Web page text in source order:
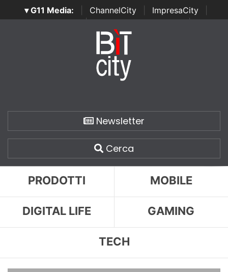
▾ G11 Media: ChannelCity ImpresaCity
SecurityOpenLab | Italian Channel Awards | Italian
Italian Security Awards
Newsletter
Cerca
PRODOTTI MOBILE
DIGITAL LIFE GAMING
TECH